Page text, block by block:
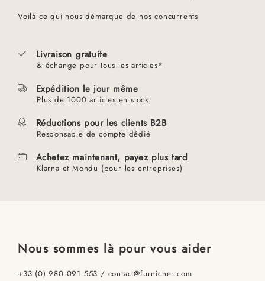
Voilà ce qui nous démarque de nos concurrents
Livraison gratuite
& échange pour tous les articles*
Expédition le jour même
Plus de 1000 articles en stock
Réductions pour les clients B2B
Responsable de compte dédié
Achetez maintenant, payez plus tard
Klarna et Mondu (pour les entreprises)
Nous sommes là pour vous aider
+33 (0) 980 091 553 / contact@furnicher.com